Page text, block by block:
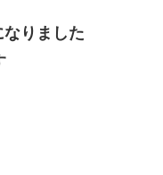
りました